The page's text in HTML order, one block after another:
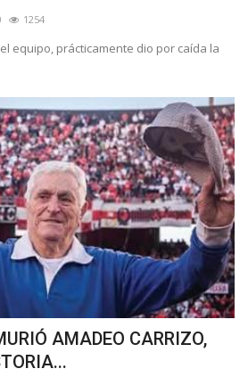
1254
equipo, prácticamente dio por caída la
AMADEO CARRIZO,